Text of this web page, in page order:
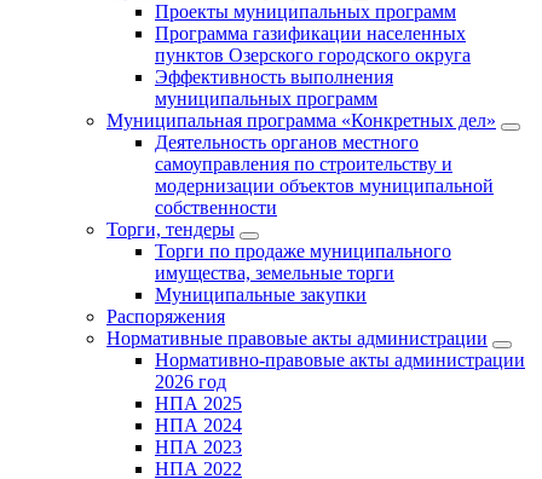
Проекты муниципальных программ
Программа газификации населенных
пунктов Озерского городского округа
Эффективность выполнения
муниципальных программ
Муниципальная программа «Конкретных дел»
Деятельность органов местного
самоуправления по строительству и
модернизации объектов муниципальной
собственности
Торги, тендеры
Торги по продаже муниципального
имущества, земельные торги
Муниципальные закупки
Распоряжения
Нормативные правовые акты администрации
Нормативно-правовые акты администрации
2026 год
НПА 2025
НПА 2024
НПА 2023
НПА 2022